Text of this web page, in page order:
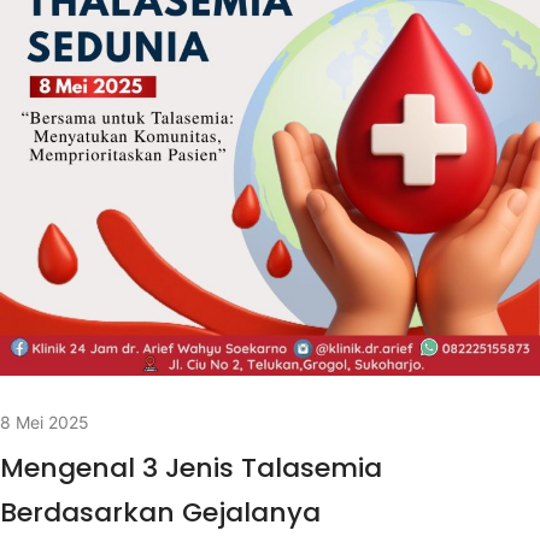
8 Mei 2025
Mengenal 3 Jenis Talasemia
Berdasarkan Gejalanya